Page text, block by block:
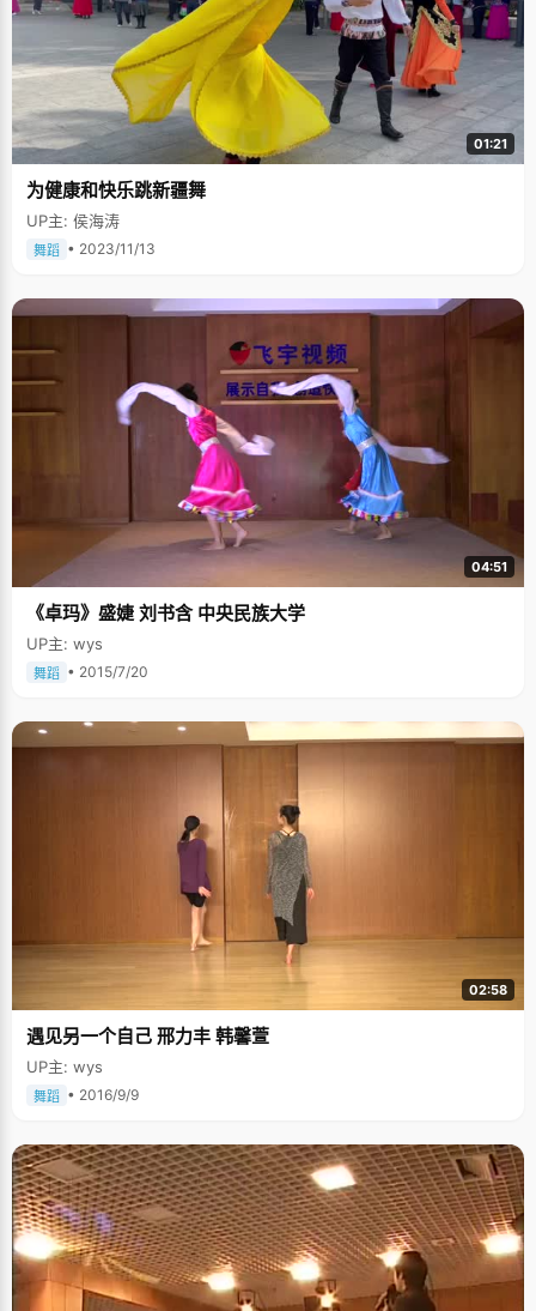
01:21
为健康和快乐跳新疆舞
UP主: 侯海涛
舞蹈 • 2023/11/13
04:51
《卓玛》盛婕 刘书含 中央民族大学
UP主: wys
舞蹈 • 2015/7/20
02:58
遇见另一个自己 邢力丰 韩馨萱
UP主: wys
舞蹈 • 2016/9/9